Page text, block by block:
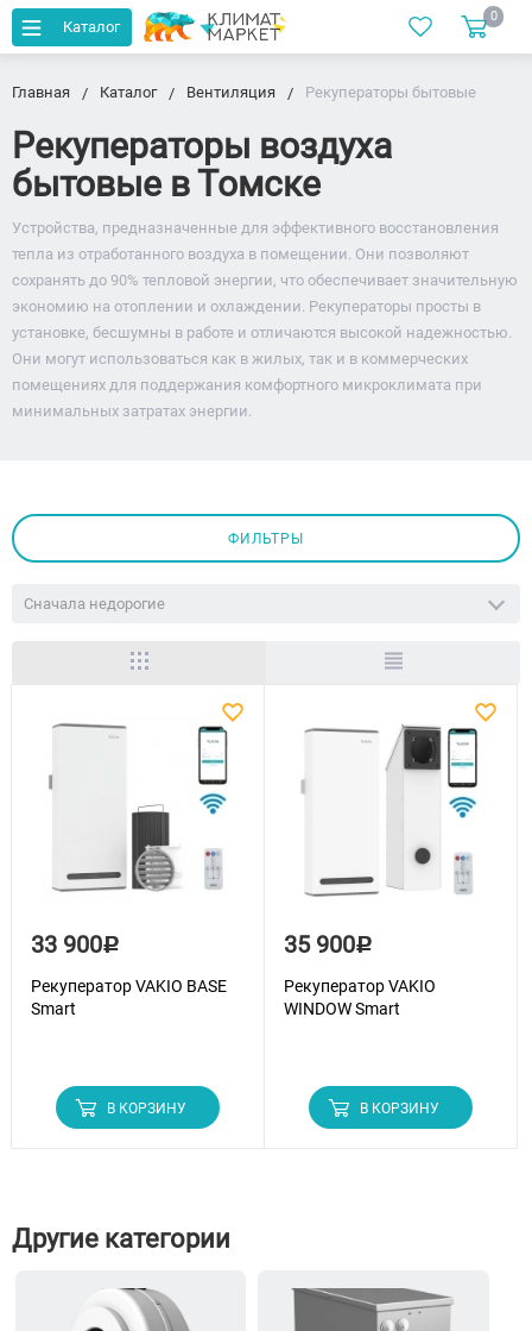
Каталог
0
Главная Каталог Вентиляция Рекуператоры бытовые
Рекуператоры воздуха
бытовые в Томске
Устройства, предназначенные для эффективного восстановления
тепла из отработанного воздуха в помещении. Они позволяют
сохранять до 90% тепловой энергии, что обеспечивает значительную
экономию на отоплении и охлаждении. Рекуператоры просты в
установке, бесшумны в работе и отличаются высокой надежностью.
Они могут использоваться как в жилых, так и в коммерческих
помещениях для поддержания комфортного микроклимата при
минимальных затратах энергии.
ФИЛЬТРЫ
Сначала недорогие
33 900Р
Рекуператор VAKIO BASE
Smart
В КОРЗИНУ
35 900Р
Рекуператор VAKIO
WINDOW Smart
В КОРЗИНУ
Другие категории